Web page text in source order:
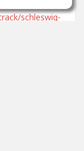
schleswig-